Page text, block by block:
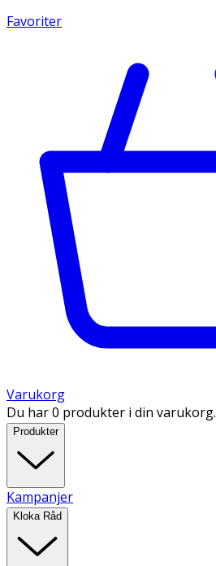
Favoriter
Varukorg
Du har 0 produkter i din varukorg.
Produkter
Kampanjer
Kloka Råd